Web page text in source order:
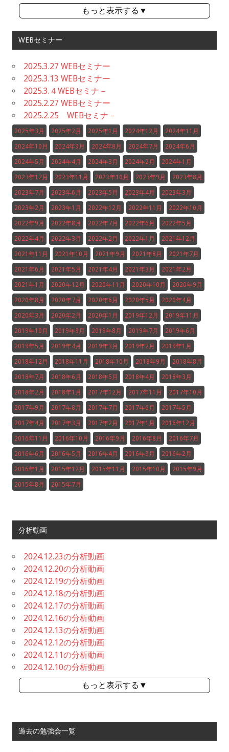
もっと表示する▼
WEBセミナー
2025.3.27 WEBセミナー
2025.3.13 WEBセミナー
2025.3.４WEBセミナ－
2025.2.27 WEBセミナー
2025.2.25 WEBセミナ－
2025年3月 2025年2月 2025年1月 2024年12月 2024年11月
2024年10月 2024年9月 2024年8月 2024年7月 2024年6月
2024年5月 2024年4月 2024年3月 2024年2月 2024年1月
2023年12月 2023年11月 2023年10月 2023年9月 2023年8月
2023年7月 2023年6月 2023年5月 2023年4月 2023年3月
2023年2月 2023年1月 2022年12月 2022年11月 2022年10月
2022年9月 2022年8月 2022年7月 2022年6月 2022年5月
2022年4月 2022年3月 2022年2月 2022年1月 2021年12月
2021年11月 2021年10月 2021年9月 2021年8月 2021年7月
2021年6月 2021年5月 2021年4月 2021年3月 2021年2月
2021年1月 2020年12月 2020年11月 2020年10月 2020年9月
2020年8月 2020年7月 2020年6月 2020年5月 2020年4月
2020年3月 2020年2月 2020年1月 2019年12月 2019年11月
2019年10月 2019年9月 2019年8月 2019年7月 2019年6月
2019年5月 2019年4月 2019年3月 2019年2月 2019年1月
2018年12月 2018年11月 2018年10月 2018年9月 2018年8月
2018年7月 2018年6月 2018年5月 2018年4月 2018年3月
2018年2月 2018年1月 2017年12月 2017年11月 2017年10月
2017年9月 2017年8月 2017年7月 2017年6月 2017年5月
2017年4月 2017年3月 2017年2月 2017年1月 2016年12月
2016年11月 2016年10月 2016年9月 2016年8月 2016年7月
2016年6月 2016年5月 2016年4月 2016年3月 2016年2月
2016年1月 2015年12月 2015年11月 2015年10月 2015年9月
2015年8月 2015年7月
分析動画
2024.12.23の分析動画
2024.12.20の分析動画
2024.12.19の分析動画
2024.12.18の分析動画
2024.12.17の分析動画
2024.12.16の分析動画
2024.12.13の分析動画
2024.12.12の分析動画
2024.12.11の分析動画
2024.12.10の分析動画
もっと表示する▼
過去の勉強会一覧